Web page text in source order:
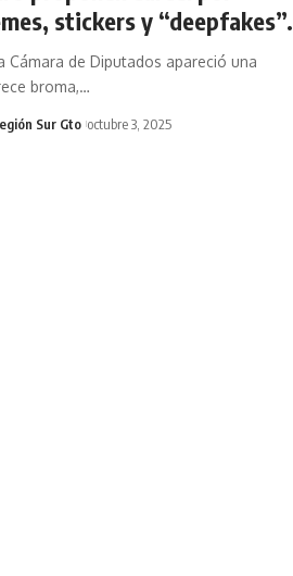
stickers y “deepfakes”.
Cámara de Diputados apareció una
broma,…
Sur Gto octubre 3, 2025